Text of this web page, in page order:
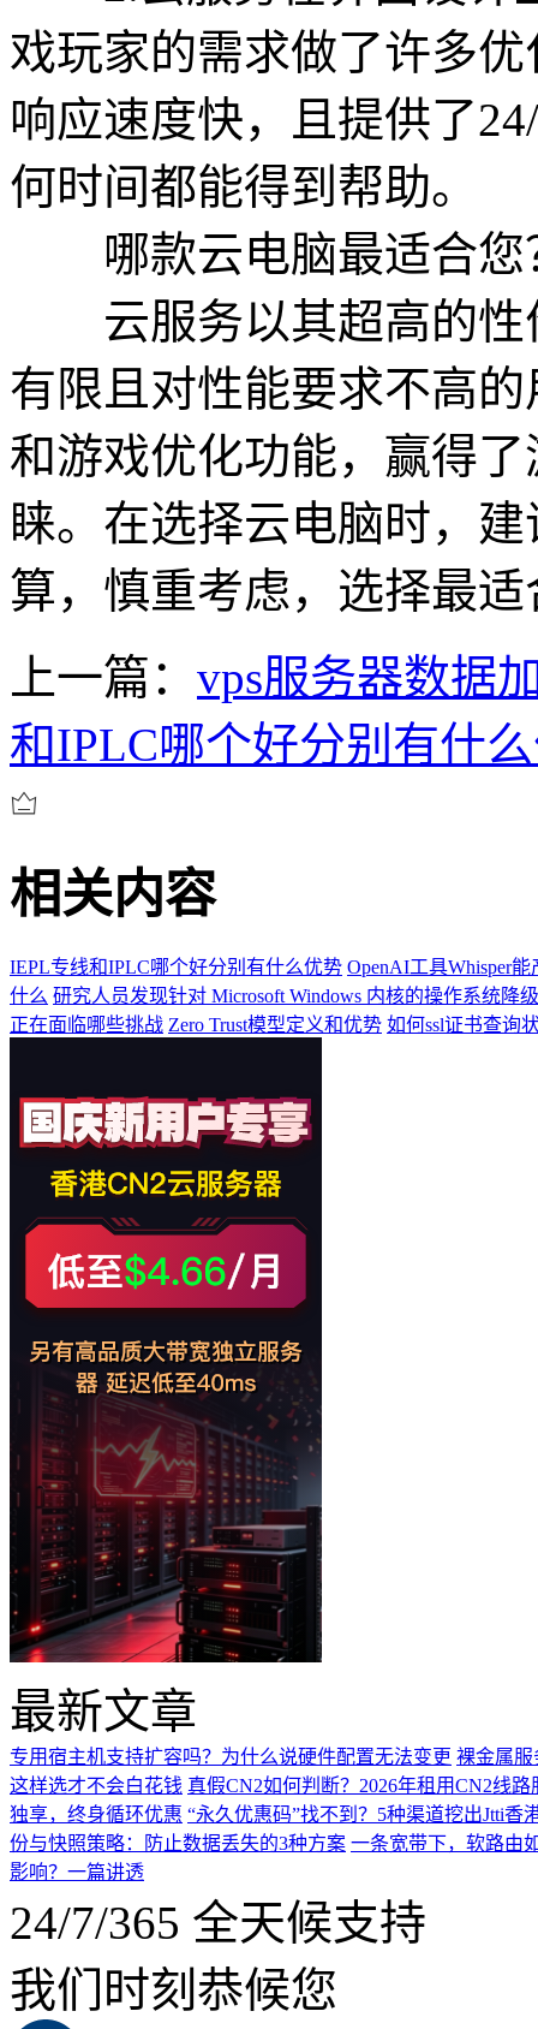
戏玩家的需求做了许多
响应速度快，且提供了
何时间都能得到帮助。
哪款云电脑最适合您
云服务以其超高的性
有限且对性能要求不高
和游戏优化功能，赢得
睐。在选择云电脑时，
算，慎重考虑，选择最
上一篇： vps服务器数据
和IPLC哪个好分别有什
相关内容
IEPL专线和IPLC哪个好分别有什么优势 OpenAI工具Whisper
什么 研究人员发现针对 Microsoft Windows 内核的操作系统降
正在面临哪些挑战 Zero Trust模型定义和优势 如何ssl证书查询
最新文章
专用宿主机支持扩容吗？为什么说硬件配置无法变更 裸金属服
这样选才不会白花钱 真假CN2如何判断？2026年租用CN2线
独享，终身循环优惠 “永久优惠码”找不到？5种渠道挖出Jtti香
份与快照策略：防止数据丢失的3种方案 一条宽带下，软路由
影响？一篇讲透
24/7/365 全天候支持
我们时刻恭候您